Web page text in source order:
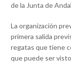
de la Junta de
La organización
primera salida
regatas que tiene
que puede ser